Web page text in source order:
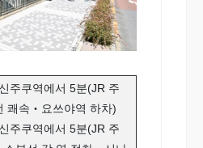
주쿠역에서 5분(JR 주
쾌속‧요쓰야역 하차)
주쿠역에서 5분(JR 주